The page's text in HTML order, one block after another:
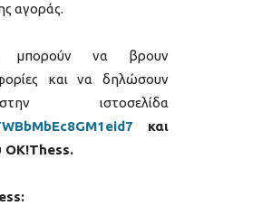
αγοράς.
μπορούν να βρουν
και να δηλώσουν
ιστοσελίδα
και
OK!Thess.